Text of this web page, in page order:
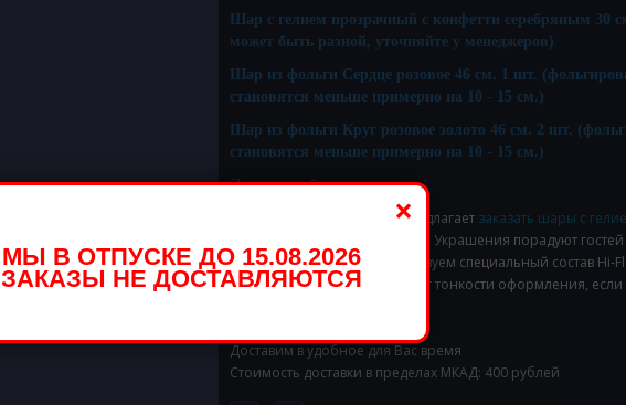
Шар с гелием прозрачный с конфетти серебряным 30
может быть разной, уточняйте у менеджеров)
Шар из фольги Сердце розовое 46 см. 1 шт.
становятся меньше примерно на 10 - 15 см.)
Шар из фольги Круг розовое золото 46 см. 2 шт.
становятся меньше примерно на 10 - 15 см.)
Ленты серебро
Компания «Шар Шарыч» предлагает заказать шары с
которые обойдутся недорого. Украшения порадуют
и после него, ведь мы используем специальный состав
праздничные шары, объяснят тонкости оформления, если
Доставим в удобное для Вас время
Стоимость доставки в пределах МКАД: 400 рублей
×
МЫ В ОТПУСКЕ ДО 15.08.2026
ЗАКАЗЫ НЕ ДОСТАВЛЯЮТСЯ